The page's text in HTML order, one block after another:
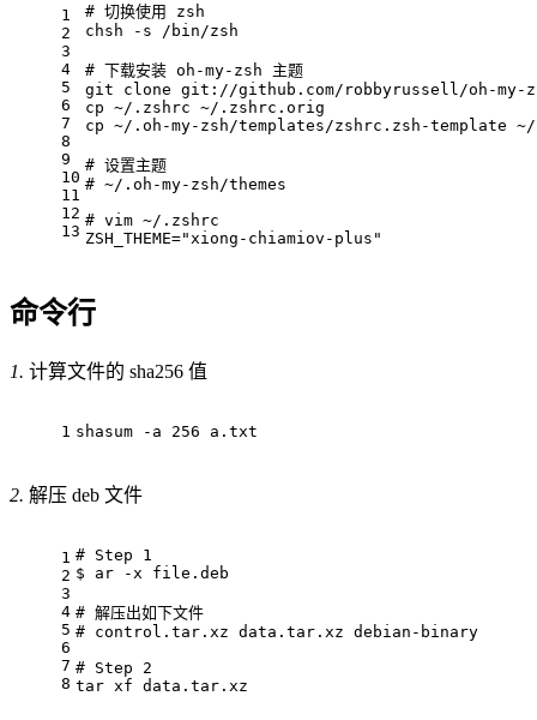
1
2
3
4
5
6
7
8
9
10
11
12
13
# 切换使用 zsh
chsh -s /bin/zsh
# 下载安装 oh-my-zsh 主题
git clone git://github.com/robbyrussell/oh-my-
cp ~/.zshrc ~/.zshrc.orig
cp ~/.oh-my-zsh/templates/zshrc.zsh-template
# 设置主题
# ~/.oh-my-zsh/themes
# vim ~/.zshrc
ZSH_THEME="xiong-chiamiov-plus"
命令行
1. 计算文件的 sha256 值
1 shasum -a 256 a.txt
2. 解压 deb 文件
1
2
3
4
5
6
7
8
# Step 1
$ ar -x file.deb
# 解压出如下文件
# control.tar.xz data.tar.xz debian-binary
# Step 2
tar xf data.tar.xz